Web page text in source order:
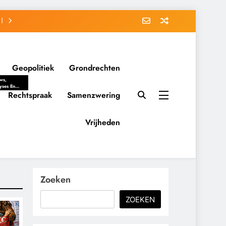
Geopolitiek Grondrechten
En
Politieke
Belangen
Rechtspraak Samenzwering
Vrijheden
Zoeken
ZOEKEN